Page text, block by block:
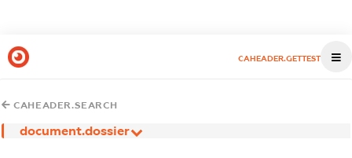
CAHEADER.GETTEST
CAHEADER.SEARCH
document.dossier